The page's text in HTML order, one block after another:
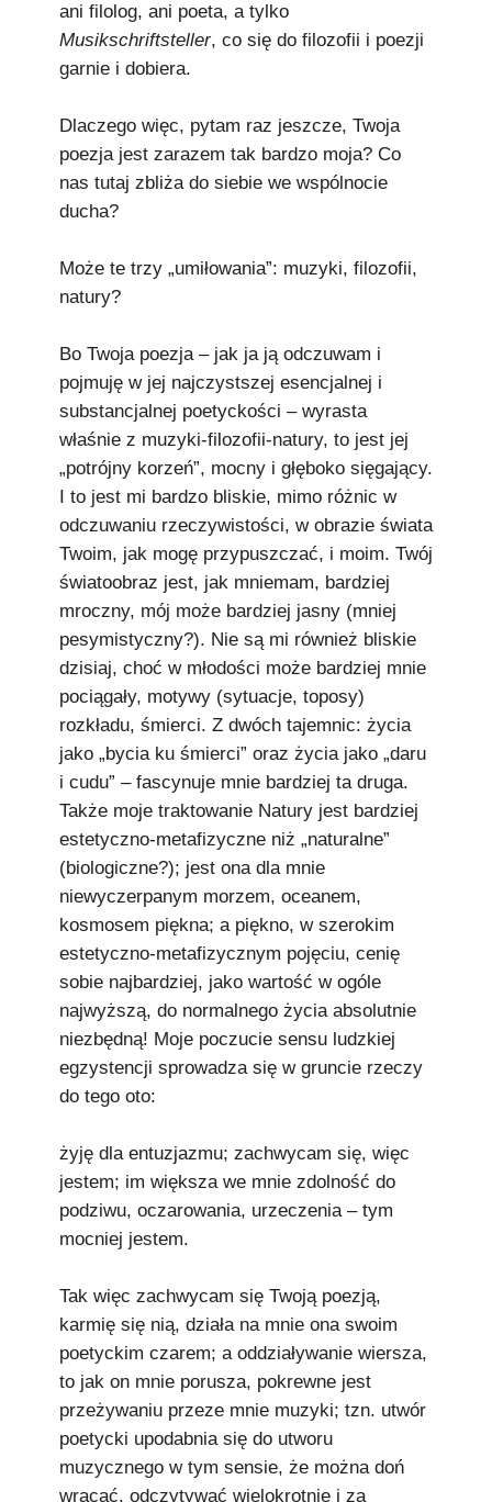
ani filolog, ani poeta, a tylko
Musikschriftsteller, co się do filozofii i poezji
garnie i dobiera.
Dlaczego więc, pytam raz jeszcze, Twoja
poezja jest zarazem tak bardzo moja? Co
nas tutaj zbliża do siebie we wspólnocie
ducha?
Może te trzy „umiłowania”: muzyki, filozofii,
natury?
Bo Twoja poezja – jak ja ją odczuwam i
pojmuję w jej najczystszej esencjalnej i
substancjalnej poetyckości – wyrasta
właśnie z muzyki-filozofii-natury, to jest jej
„potrójny korzeń”, mocny i głęboko sięgający.
I to jest mi bardzo bliskie, mimo różnic w
odczuwaniu rzeczywistości, w obrazie świata
Twoim, jak mogę przypuszczać, i moim. Twój
światoobraz jest, jak mniemam, bardziej
mroczny, mój może bardziej jasny (mniej
pesymistyczny?). Nie są mi również bliskie
dzisiaj, choć w młodości może bardziej mnie
pociągały, motywy (sytuacje, toposy)
rozkładu, śmierci. Z dwóch tajemnic: życia
jako „bycia ku śmierci” oraz życia jako „daru
i cudu” – fascynuje mnie bardziej ta druga.
Także moje traktowanie Natury jest bardziej
estetyczno-metafizyczne niż „naturalne”
(biologiczne?); jest ona dla mnie
niewyczerpanym morzem, oceanem,
kosmosem piękna; a piękno, w szerokim
estetyczno-metafizycznym pojęciu, cenię
sobie najbardziej, jako wartość w ogóle
najwyższą, do normalnego życia absolutnie
niezbędną! Moje poczucie sensu ludzkiej
egzystencji sprowadza się w gruncie rzeczy
do tego oto:
żyję dla entuzjazmu; zachwycam się, więc
jestem; im większa we mnie zdolność do
podziwu, oczarowania, urzeczenia – tym
mocniej jestem.
Tak więc zachwycam się Twoją poezją,
karmię się nią, działa na mnie ona swoim
poetyckim czarem; a oddziaływanie wiersza,
to jak on mnie porusza, pokrewne jest
przeżywaniu przeze mnie muzyki; tzn. utwór
poetycki upodabnia się do utworu
muzycznego w tym sensie, że można doń
wracać, odczytywać wielokrotnie i za